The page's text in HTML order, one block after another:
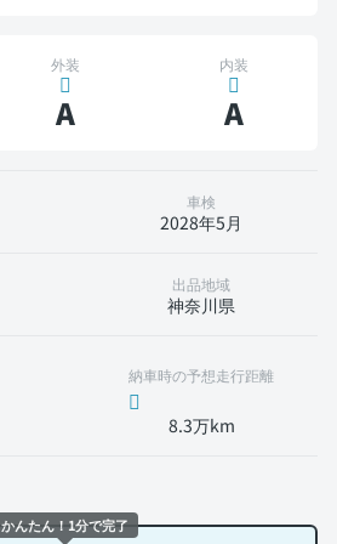
外装
A
内装
A
車検
2028年5月
出品地域
神奈川県
納車時の予想走行距離
8.3万km
かんたん！1分で完了